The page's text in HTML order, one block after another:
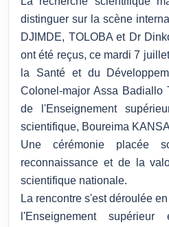
distinguer sur la scène
DJIMDE, TOLOBA et Dr
ont été reçus, ce mardi 7
la Santé et du
Colonel-major Assa Badiallo
de l'Enseignement
scientifique, Boureima
Une cérémonie placée
reconnaissance et de la
scientifique nationale.
La rencontre s'est déroulée
l'Enseignement